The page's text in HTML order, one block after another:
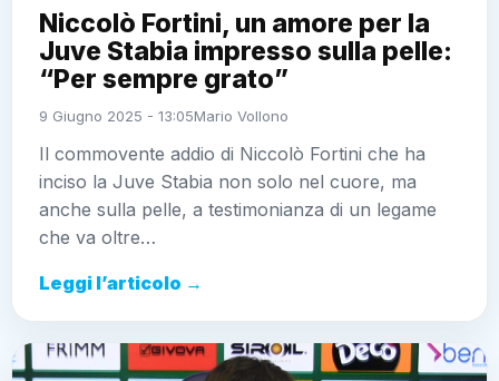
Niccolò Fortini, un amore per la
Juve Stabia impresso sulla pelle:
“Per sempre grato”
9 Giugno 2025 - 13:05Mario Vollono
Il commovente addio di Niccolò Fortini che ha
inciso la Juve Stabia non solo nel cuore, ma
anche sulla pelle, a testimonianza di un legame
che va oltre…
Leggi l’articolo →